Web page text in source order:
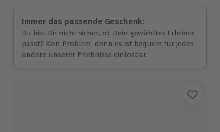
Immer das passende Geschenk:
Du bist Dir nicht sicher, ob Dein gewähltes Erlebnis
passt? Kein Problem, denn es ist bequem für jedes
andere unserer Erlebnisse einlösbar.